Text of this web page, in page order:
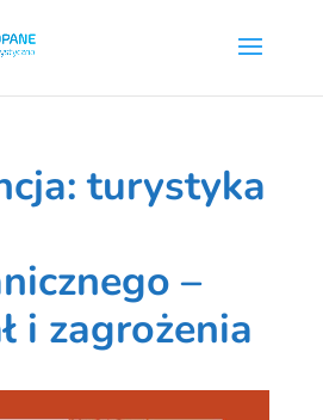
turystyka
–
i zagrożenia